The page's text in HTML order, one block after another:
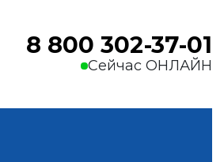
8 800 302-37-01
Сейчас ОНЛАЙН